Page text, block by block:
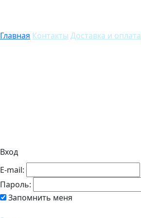
Главная Контакты Доставка и оплата
Вход
E-mail:
Пароль:
Запомнить меня